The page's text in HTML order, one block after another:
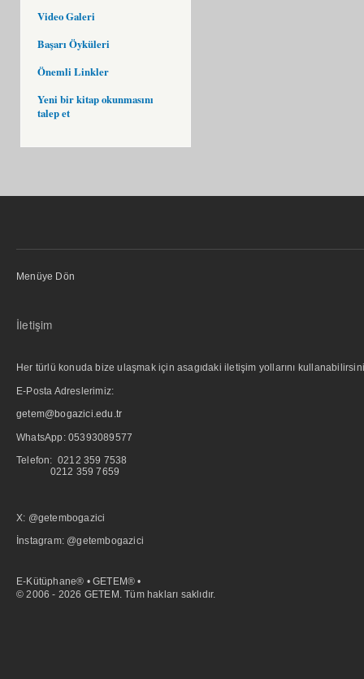
Video Galeri
Başarı Öyküleri
Önemli Linkler
Yeni bir kitap okunmasını
talep et
Menüye Dön
İletişim
Her türlü konuda bize ulaşmak için asagıdaki iletişim yollarını
E-Posta Adreslerimiz:
getem@bogazici.edu.tr
WhatsApp: 05393089577
Telefon: 0212 359 7538
0212 359 7659
X: @getembogazici
İnstagram: @getembogazici
E-Kütüphane® • GETEM® •
© 2006 - 2026 GETEM. Tüm hakları saklıdır.